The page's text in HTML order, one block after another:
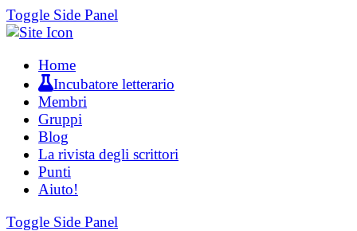
Toggle Side Panel
Home
Incubatore letterario
Membri
Gruppi
Blog
La rivista degli scrittori
Punti
Aiuto!
Toggle Side Panel